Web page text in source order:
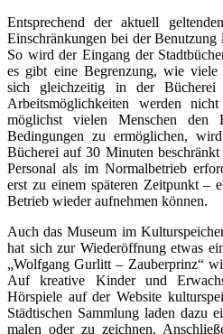
Entsprechend der aktuell
Einschränkungen bei der
So wird der Eingang der
es gibt eine Begrenzung, wie viele
sich gleichzeitig in der
Arbeitsmöglichkeiten werden
möglichst vielen Menschen den
Bedingungen zu ermöglichen,
Bücherei auf 30 Minuten
Personal als im Normalbetrieb
erst zu einem späteren Zeitpunkt –
Betrieb wieder aufnehmen können.
Auch das Museum im
hat sich zur Wiederöffnung etwas
„Wolfgang Gurlitt – Zauberprinz“
Auf kreative Kinder und
Hörspiele auf der Website
Städtischen Sammlung laden dazu
malen oder zu zeichnen.